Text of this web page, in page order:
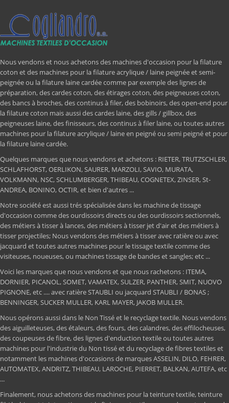
Nous vendons et nous achetons des machines d'occasion pour la filature
coton et des machines pour la filature acrylique / laine peignée et semi-
peignée ou la filature laine cardée comme par exemple des lignes de
préparation, des cardes coton, des étirages coton, des peigneuses coton,
des bancs à broches, des continus à filer, des bobinoirs, des open-end pour
la filature coton mais aussi des cardes laine, des gills / gillbox, des
peigneuses laine, des finisseurs, des continus à filer laine, ou toutes autres
machines pour la filature acrylique / laine en peigné ou semi peigné et pour
la filature laine cardée.
Quelques marques que nous vendons et achetons : RIETER, TRUTZSCHLER,
SCHLAFHORST, OERLIKON, SAURER, MARZOLI, SAVIO, MURATA,
VOLKMANN, NSC, SCHLUMBERGER, THIBEAU, COGNETEX, ZINSER, St-
ANDREA, BONINO, OCTIR, et bien d'autres ...
Notre société est aussi trés spécialisée dans les machine de tissage
d'occasion comme des ourdissoirs directs ou des ourdissoirs sectionnels,
des métiers à tisser à lances, des métiers à tisser jet d'air et des métiers à
tisser projectiles; Nous vendons des métiers à tisser avec ratière ou avec
jacquard et toutes autres machines pour le tissage textile comme des
visiteuses, noueuses, ou machines tissage de bandes et sangles; etc ...
Voici les marques que nous vendons et que nous rachetons : ITEMA,
DORNIER, PICANOL, SOMET, VAMATEX, SULZER, PANTHER, SMIT, NUOVO
PIGNONE, etc .... avec ratière STAUBLI ou jacquard STAUBLI / BONAS ;
BENNINGER, SUCKER MULLER, KARL MAYER, JAKOB MULLER.
Nous opérons aussi dans le Non Tissé et le recyclage textile. Nous vendons
des aiguilleteuses, des étaleurs, des fours, des calandres, des effilocheuses,
des coupeuses de fibre, des lignes d'enduction textile ou toutes autres
machines pour l'industrie du Non tissé et du recyclage de fibres textiles et
notamment les machines d'occasions de marques ASSELIN, DILO, FEHRER,
AUTOMATEX, ANDRITZ, THIBEAU, LAROCHE, PIERRET, BALKAN, AUTEFA, etc
...
Finalement, nous achetons des machines pour la teinture textile, teinture